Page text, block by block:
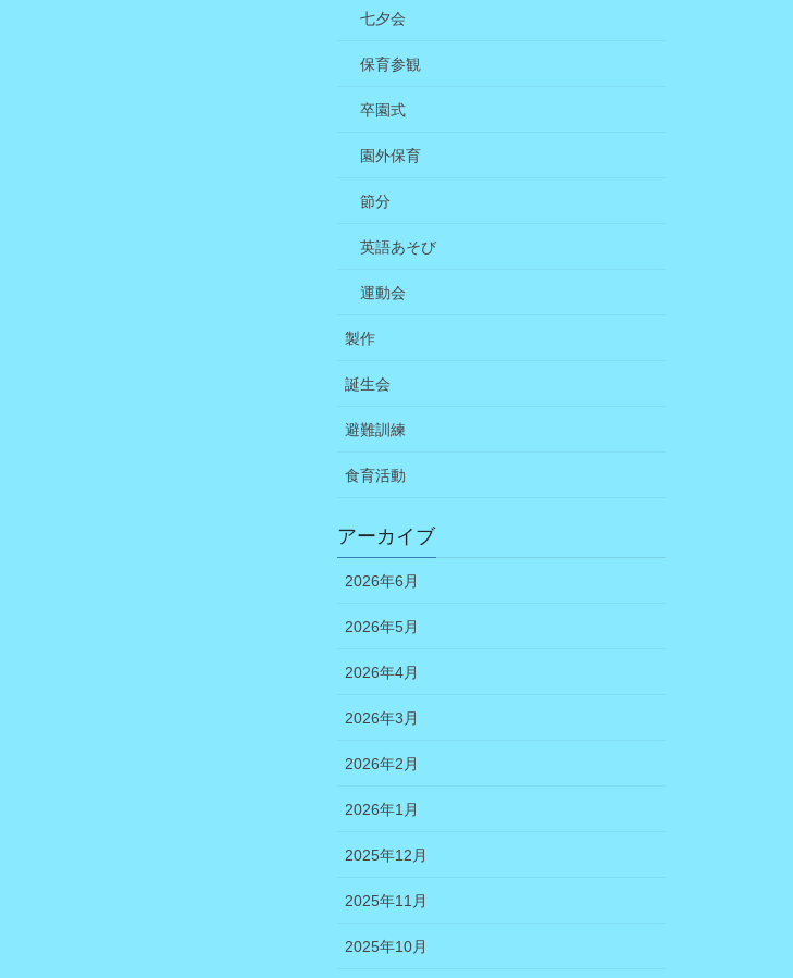
七夕会
保育参観
卒園式
園外保育
節分
英語あそび
運動会
製作
誕生会
避難訓練
食育活動
アーカイブ
2026年6月
2026年5月
2026年4月
2026年3月
2026年2月
2026年1月
2025年12月
2025年11月
2025年10月